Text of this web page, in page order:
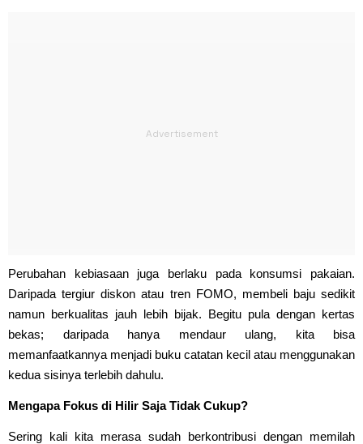
Perubahan kebiasaan juga berlaku pada konsumsi pakaian.
Daripada tergiur diskon atau tren FOMO, membeli baju sedikit
namun berkualitas jauh lebih bijak. Begitu pula dengan kertas
bekas; daripada hanya mendaur ulang, kita bisa
memanfaatkannya menjadi buku catatan kecil atau menggunakan
kedua sisinya terlebih dahulu.
Mengapa Fokus di Hilir Saja Tidak Cukup?
Sering kali kita merasa sudah berkontribusi dengan memilah